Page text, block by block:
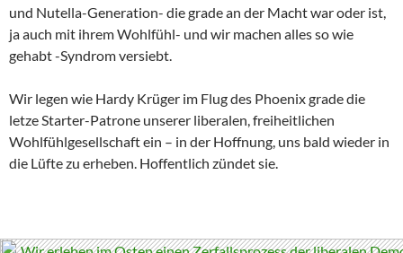
und Nutella-Generation- die grade an der Macht war oder ist,
ja auch mit ihrem Wohlfühl- und wir machen alles so wie
gehabt -Syndrom versiebt.
Wir legen wie Hardy Krüger im Flug des Phoenix grade die
letze Starter-Patrone unserer liberalen, freiheitlichen
Wohlfühlgesellschaft ein – in der Hoffnung, uns bald wieder in
die Lüfte zu erheben. Hoffentlich zündet sie.